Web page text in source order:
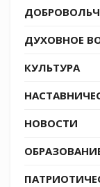
ДУХОВНОЕ
КУЛЬТУРА
НОВОСТИ